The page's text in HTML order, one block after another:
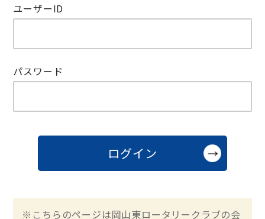
ユーザーID
パスワード
※こちらのページは岡山東ロータリークラブの会